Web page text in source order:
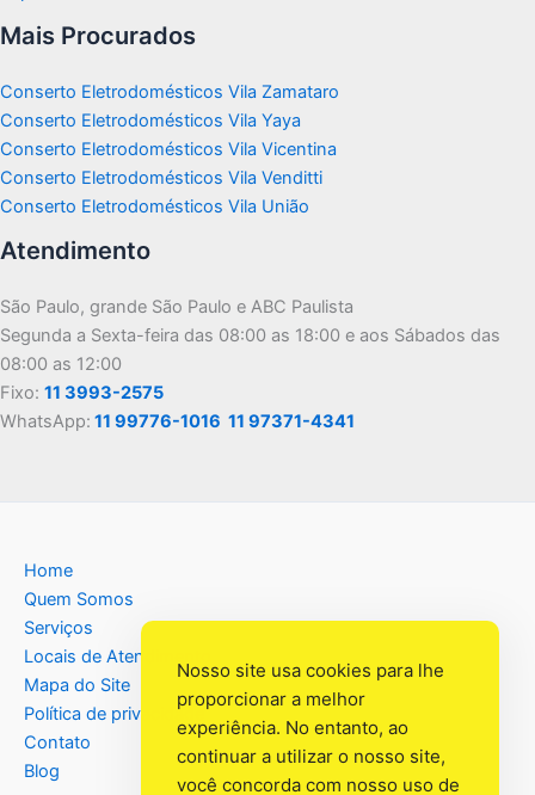
Mais Procurados
Conserto Eletrodomésticos Vila Zamataro
Conserto Eletrodomésticos Vila Yaya
Conserto Eletrodomésticos Vila Vicentina
Conserto Eletrodomésticos Vila Venditti
Conserto Eletrodomésticos Vila União
Atendimento
São Paulo, grande São Paulo e ABC Paulista
Segunda a Sexta-feira das 08:00 as 18:00 e aos Sábados das
08:00 as 12:00
Fixo: 11 3993-2575
WhatsApp: 11 99776-1016 11 97371-4341
Home
Quem Somos
Serviços
Locais de Atendimento
Mapa do Site
Política de privacidade
Contato
Blog
Nosso site usa cookies para lhe
proporcionar a melhor
experiência. No entanto, ao
continuar a utilizar o nosso site,
você concorda com nosso uso de